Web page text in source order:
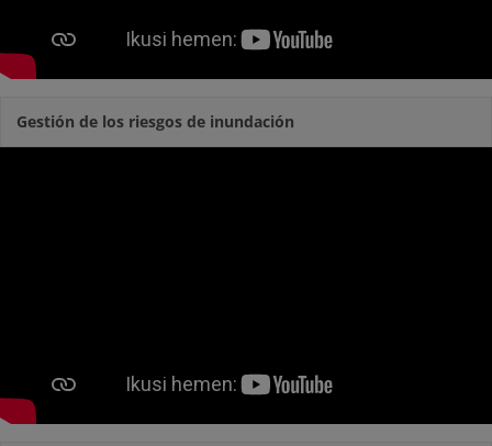
Gestión de los riesgos de inundación